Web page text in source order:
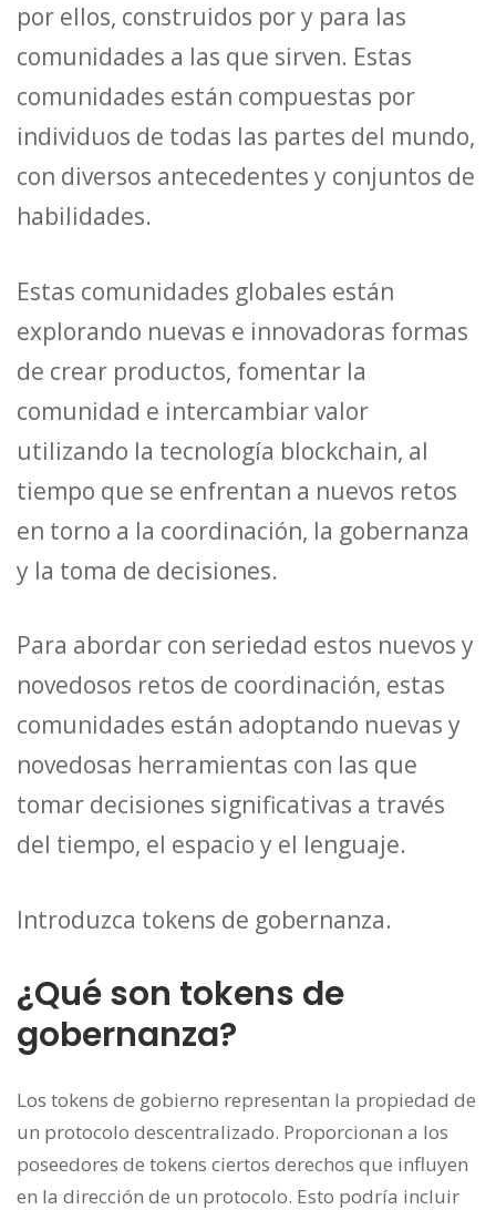
por ellos, construidos por y para las
comunidades a las que sirven. Estas
comunidades están compuestas por
individuos de todas las partes del mundo,
con diversos antecedentes y conjuntos de
habilidades.
Estas comunidades globales están
explorando nuevas e innovadoras formas
de crear productos, fomentar la
comunidad e intercambiar valor
utilizando la tecnología blockchain, al
tiempo que se enfrentan a nuevos retos
en torno a la coordinación, la gobernanza
y la toma de decisiones.
Para abordar con seriedad estos nuevos y
novedosos retos de coordinación, estas
comunidades están adoptando nuevas y
novedosas herramientas con las que
tomar decisiones significativas a través
del tiempo, el espacio y el lenguaje.
Introduzca tokens de gobernanza.
¿Qué son tokens de
gobernanza?
Los tokens de gobierno representan la propiedad de
un protocolo descentralizado. Proporcionan a los
poseedores de tokens ciertos derechos que influyen
en la dirección de un protocolo. Esto podría incluir